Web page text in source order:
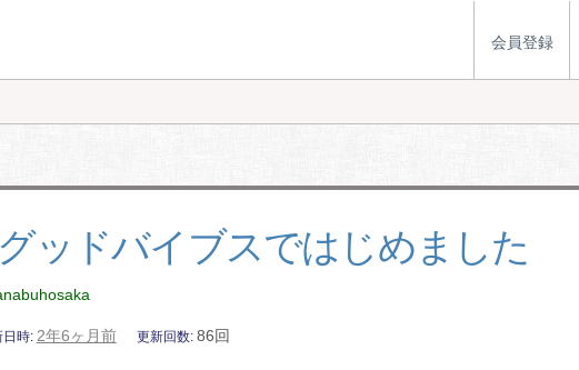
会員登録
ッドバイブスではじめました
日時 2年6ヶ月前 更新回数 86回